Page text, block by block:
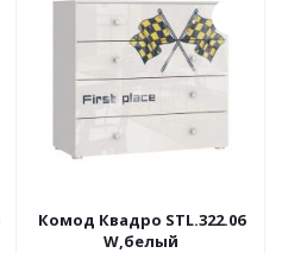
Комод Квадро STL.322.06
W,белый